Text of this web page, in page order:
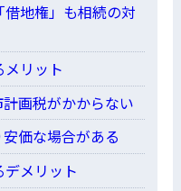
地権」も相続の対
リット
画税がかからない
価な場合がある
メリット